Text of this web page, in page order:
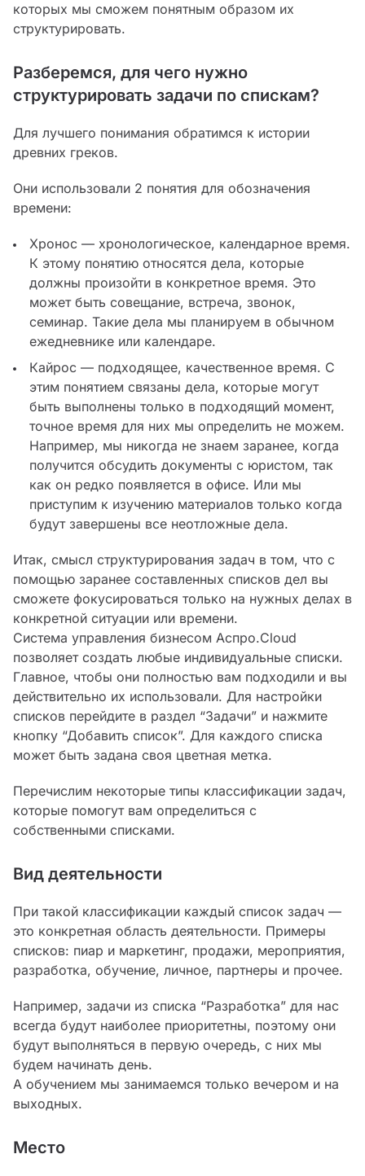
которых мы сможем понятным образом их
структурировать.
Разберемся, для чего нужно
структурировать задачи по спискам?
Для лучшего понимания обратимся к истории
древних греков.
Они использовали 2 понятия для обозначения
времени:
Хронос — хронологическое, календарное время.
К этому понятию относятся дела, которые
должны произойти в конкретное время. Это
может быть совещание, встреча, звонок,
семинар. Такие дела мы планируем в обычном
ежедневнике или календаре.
Кайрос — подходящее, качественное время. С
этим понятием связаны дела, которые могут
быть выполнены только в подходящий момент,
точное время для них мы определить не можем.
Например, мы никогда не знаем заранее, когда
получится обсудить документы с юристом, так
как он редко появляется в офисе. Или мы
приступим к изучению материалов только когда
будут завершены все неотложные дела.
Итак, смысл структурирования задач в том, что с
помощью заранее составленных списков дел вы
сможете фокусироваться только на нужных делах в
конкретной ситуации или времени.
Система управления бизнесом Аспро.Cloud
позволяет создать любые индивидуальные списки.
Главное, чтобы они полностью вам подходили и вы
действительно их использовали. Для настройки
списков перейдите в раздел “Задачи” и нажмите
кнопку “Добавить список”. Для каждого списка
может быть задана своя цветная метка.
Перечислим некоторые типы классификации задач,
которые помогут вам определиться с
собственными списками.
Вид деятельности
При такой классификации каждый список задач —
это конкретная область деятельности. Примеры
списков: пиар и маркетинг, продажи, мероприятия,
разработка, обучение, личное, партнеры и прочее.
Например, задачи из списка “Разработка” для нас
всегда будут наиболее приоритетны, поэтому они
будут выполняться в первую очередь, с них мы
будем начинать день.
А обучением мы занимаемся только вечером и на
выходных.
Место